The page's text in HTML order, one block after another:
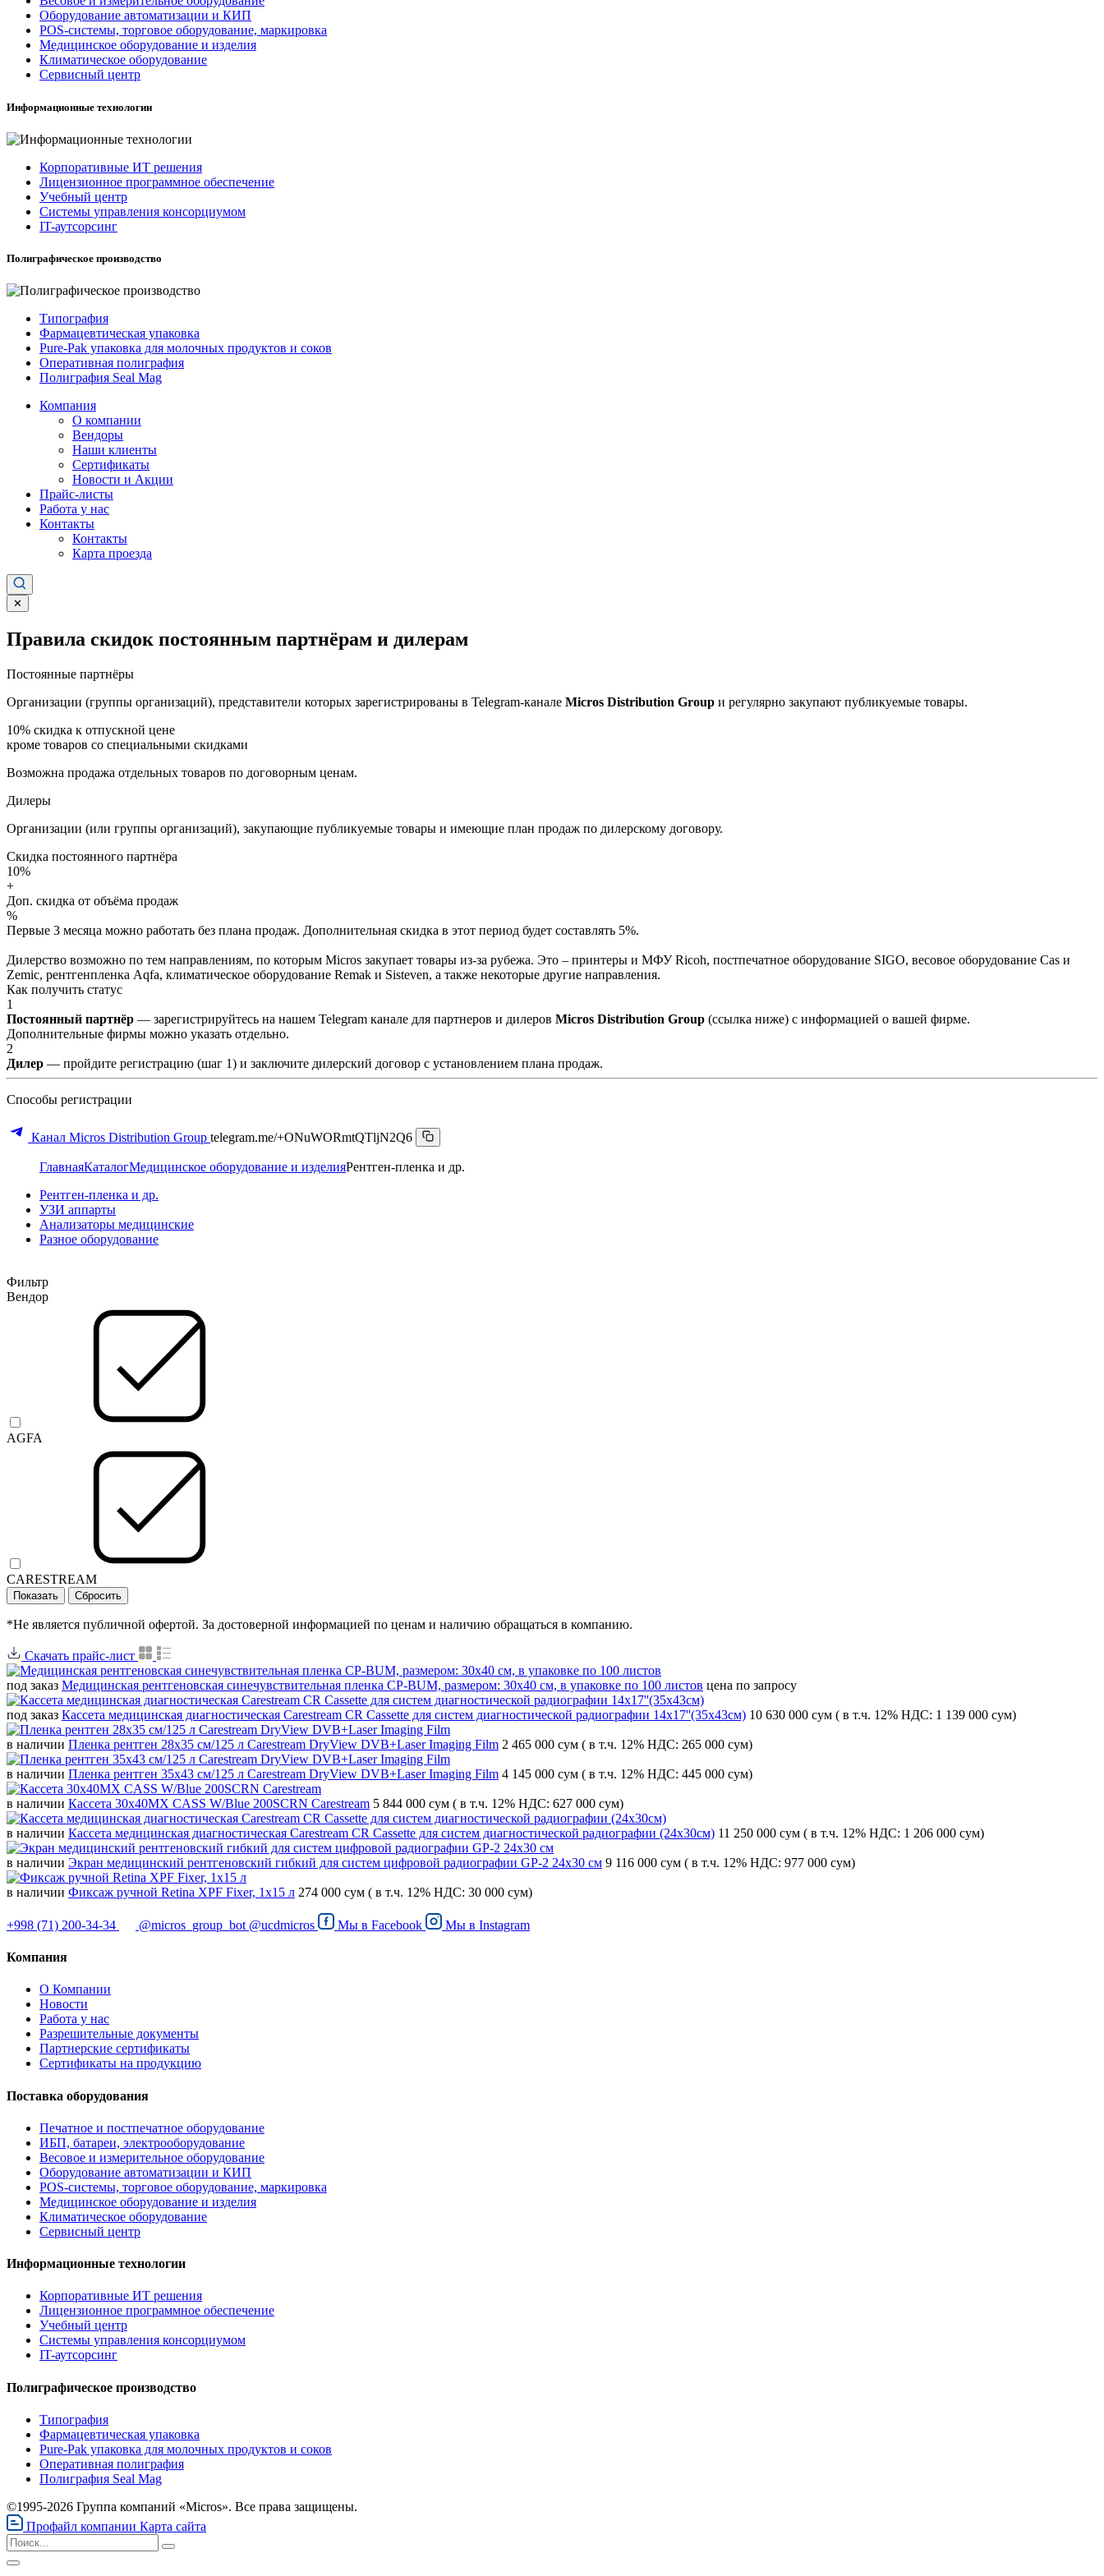
Оборудование автоматизации и КИП
POS-системы, торговое оборудование, маркировка
Медицинское оборудование и изделия
Климатическое оборудование
Сервисный центр
Информационные технологии
Корпоративные ИТ решения
Лицензионное программное обеспечение
Учебный центр
Системы управления консорциумом
IT-аутсорсинг
Полиграфическое производство
Типография
Фармацевтическая упаковка
Pure-Pak упаковка для молочных продуктов и соков
Оперативная полиграфия
Полиграфия Seal Mag
Компания
О компании
Вендоры
Наши клиенты
Сертификаты
Новости и Акции
Прайс-листы
Работа у нас
Контакты
Контакты
Карта проезда
✕
Правила скидок постоянным партнёрам и дилерам
Постоянные партнёры
Организации (группы организаций), представители которых зарегистрированы в Telegram-канале Micros Distribution Group и регулярно закупают публикуемые товары.
10% скидка к отпускной цене
кроме товаров со специальными скидками
Возможна продажа отдельных товаров по договорным ценам.
Дилеры
Организации (или группы организаций), закупающие публикуемые товары и имеющие план продаж по дилерскому договору.
Скидка постоянного партнёра
10%
+
Доп. скидка от объёма продаж
%
Первые 3 месяца можно работать без плана продаж. Дополнительная скидка в этот период будет составлять 5%.
Дилерство возможно по тем направлениям, по которым Micros закупает товары из-за рубежа. Это – принтеры и МФУ Ricoh, постпечатное оборудование SIGO, весовое оборудование Cas и
Zemic, рентгенпленка Aqfa, климатическое оборудование Remak и Sisteven, а также некоторые другие направления.
Как получить статус
1
Постоянный партнёр — зарегистрируйтесь на нашем Telegram канале для партнеров и дилеров Micros Distribution Group (ссылка ниже) с информацией о вашей фирме.
Дополнительные фирмы можно указать отдельно.
2
Дилер — пройдите регистрацию (шаг 1) и заключите дилерский договор с установлением плана продаж.
Способы регистрации
Канал Micros Distribution Group telegram.me/+ONuWORmtQTljN2Q6
ГлавнаяКаталогМедицинское оборудование и изделияРентген-пленка и др.
Рентген-пленка и др.
УЗИ аппарты
Анализаторы медицинские
Разное оборудование
Фильтр
Вендор
AGFA
CARESTREAM
*Не является публичной офертой. За достоверной информацией по ценам и наличию обращаться в компанию.
Скачать прайс-лист
под заказ Медицинская рентгеновская синечувствительная пленка CP-BUM, размером: 30х40 см, в упаковке по 100 листов цена по запросу
под заказ Кассета медицинская диагностическая Carestream CR Cassette для систем диагностической радиографии 14x17''(35x43см) 10 630 000 сум ( в т.ч. 12% НДС: 1 139 000 сум)
в наличии Пленка рентген 28x35 см/125 л Carestream DryView DVB+Laser Imaging Film 2 465 000 сум ( в т.ч. 12% НДС: 265 000 сум)
в наличии Пленка рентген 35х43 см/125 л Carestream DryView DVB+Laser Imaging Film 4 145 000 сум ( в т.ч. 12% НДС: 445 000 сум)
в наличии Кассета 30x40MX CASS W/Blue 200SCRN Carestream 5 844 000 сум ( в т.ч. 12% НДС: 627 000 сум)
в наличии Кассета медицинская диагностическая Carestream CR Cassette для систем диагностической радиографии (24x30см) 11 250 000 сум ( в т.ч. 12% НДС: 1 206 000 сум)
в наличии Экран медицинский рентгеновский гибкий для систем цифровой радиографии GP-2 24х30 см 9 116 000 сум ( в т.ч. 12% НДС: 977 000 сум)
в наличии Фиксаж ручной Retina XPF Fixer, 1x15 л 274 000 сум ( в т.ч. 12% НДС: 30 000 сум)
+998 (71) 200-34-34 @micros_group_bot @ucdmicros Мы в Facebook Мы в Instagram
Компания
О Компании
Новости
Работа у нас
Разрешительные документы
Партнерские сертификаты
Сертификаты на продукцию
Поставка оборудования
Печатное и постпечатное оборудование
ИБП, батареи, электрооборудование
Весовое и измерительное оборудование
Оборудование автоматизации и КИП
POS-системы, торговое оборудование, маркировка
Медицинское оборудование и изделия
Климатическое оборудование
Сервисный центр
Информационные технологии
Корпоративные ИТ решения
Лицензионное программное обеспечение
Учебный центр
Системы управления консорциумом
IT-аутсорсинг
Полиграфическое производство
Типография
Фармацевтическая упаковка
Pure-Pak упаковка для молочных продуктов и соков
Оперативная полиграфия
Полиграфия Seal Mag
©1995-2026 Группа компаний «Micros». Все права защищены.
Профайл компании Карта сайта